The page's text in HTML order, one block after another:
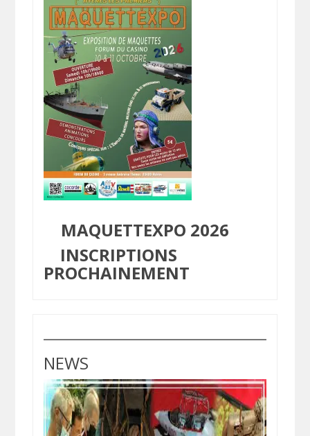
MAQUETTEXPO 2026
INSCRIPTIONS
PROCHAINEMENT
NEWS